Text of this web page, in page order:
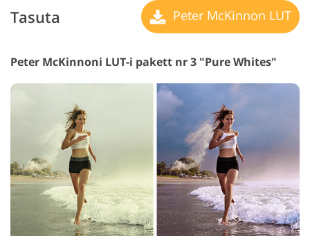
Tasuta Peter McKinnon LUT
Peter McKinnoni LUT-i pakett nr 3 "Pure Whites"